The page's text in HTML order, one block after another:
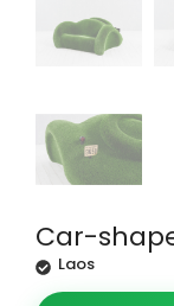
Car-
Laos